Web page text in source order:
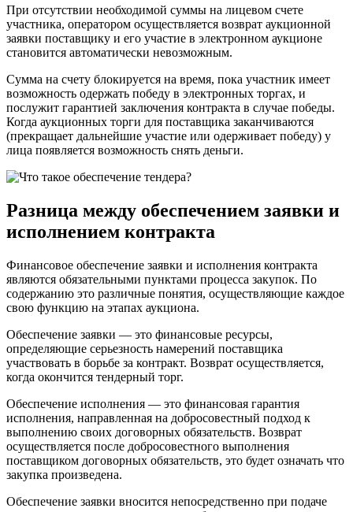
При отсутствии необходимой суммы на лицевом счете
участника, оператором осуществляется возврат аукционной
заявки поставщику и его участие в электронном аукционе
становится автоматически невозможным.
Сумма на счету блокируется на время, пока участник имеет
возможность одержать победу в электронных торгах, и
послужит гарантией заключения контракта в случае победы.
Когда аукционных торги для поставщика заканчиваются
(прекращает дальнейшие участие или одерживает победу) у
лица появляется возможность снять деньги.
Разница между обеспечением заявки и
исполнением контракта
Финансовое обеспечение заявки и исполнения контракта
являются обязательными пунктами процесса закупок. По
содержанию это различные понятия, осуществляющие каждое
свою функцию на этапах аукциона.
Обеспечение заявки — это финансовые ресурсы,
определяющие серьезность намерений поставщика
участвовать в борьбе за контракт. Возврат осуществляется,
когда окончится тендерный торг.
Обеспечение исполнения — это финансовая гарантия
исполнения, направленная на добросовестный подход к
выполнению своих договорных обязательств. Возврат
осуществляется после добросовестного выполнения
поставщиком договорных обязательств, это будет означать что
закупка произведена.
Обеспечение заявки вносится непосредственно при подаче